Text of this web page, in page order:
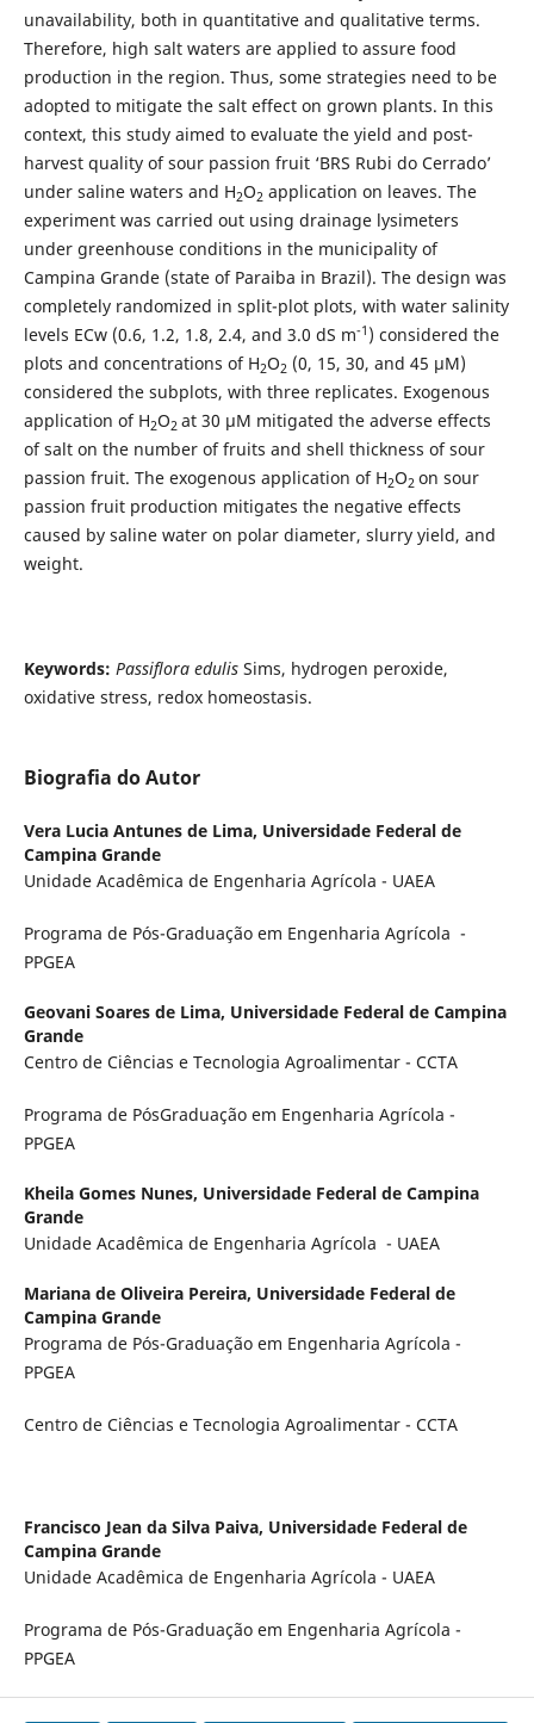
unavailability, both in quantitative and qualitative terms.
Therefore, high salt waters are applied to assure food
production in the region. Thus, some strategies need to be
adopted to mitigate the salt effect on grown plants. In this
context, this study aimed to evaluate the yield and post-
harvest quality of sour passion fruit ‘BRS Rubi do Cerrado’
under saline waters and H2O2 application on leaves. The
experiment was carried out using drainage lysimeters
under greenhouse conditions in the municipality of
Campina Grande (state of Paraiba in Brazil). The design was
completely randomized in split-plot plots, with water salinity
levels ECw (0.6, 1.2, 1.8, 2.4, and 3.0 dS m-1 ) considered the
plots and concentrations of H2O2 (0, 15, 30, and 45 μM)
considered the subplots, with three replicates. Exogenous
application of H2O2 at 30 µM mitigated the adverse effects
of salt on the number of fruits and shell thickness of sour
passion fruit. The exogenous application of H2O2 on sour
passion fruit production mitigates the negative effects
caused by saline water on polar diameter, slurry yield, and
weight.
Keywords: Passiflora edulis Sims, hydrogen peroxide,
oxidative stress, redox homeostasis.
Biografia do Autor
Vera Lucia Antunes de Lima, Universidade Federal de
Campina Grande
Unidade Acadêmica de Engenharia Agrícola - UAEA
Programa de Pós-Graduação em Engenharia Agrícola -
PPGEA
Geovani Soares de Lima, Universidade Federal de Campina
Grande
Centro de Ciências e Tecnologia Agroalimentar - CCTA
Programa de PósGraduação em Engenharia Agrícola -
PPGEA
Kheila Gomes Nunes, Universidade Federal de Campina
Grande
Unidade Acadêmica de Engenharia Agrícola - UAEA
Mariana de Oliveira Pereira, Universidade Federal de
Campina Grande
Programa de Pós-Graduação em Engenharia Agrícola -
PPGEA
Centro de Ciências e Tecnologia Agroalimentar - CCTA
Francisco Jean da Silva Paiva, Universidade Federal de
Campina Grande
Unidade Acadêmica de Engenharia Agrícola - UAEA
Programa de Pós-Graduação em Engenharia Agrícola -
PPGEA